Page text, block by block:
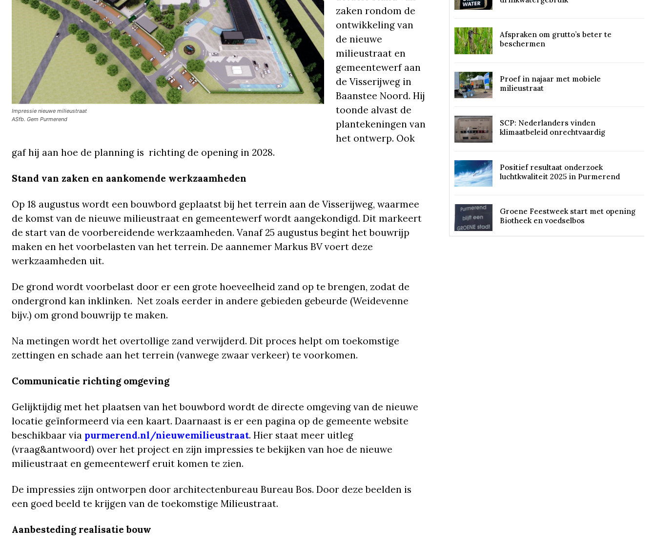
Impressie nieuwe milieustraat
ASfb. Gem Purmerend
zaken rondom de
ontwikkeling van
de nieuwe
milieustraat en
gemeentewerf aan
de Visserijweg in
Baanstee Noord. Hij
toonde alvast de
plantekeningen van
het ontwerp. Ook
gaf hij aan hoe de planning is richting de opening in 2028.
Stand van zaken en aankomende werkzaamheden
Op 18 augustus wordt een bouwbord geplaatst bij het terrein aan de Visserijweg, waarmee
de komst van de nieuwe milieustraat en gemeentewerf wordt aangekondigd. Dit markeert
de start van de voorbereidende werkzaamheden. Vanaf 25 augustus begint het bouwrijp
maken en het voorbelasten van het terrein. De aannemer Markus BV voert deze
werkzaamheden uit.
De grond wordt voorbelast door er een grote hoeveelheid zand op te brengen, zodat de
ondergrond kan inklinken. Net zoals eerder in andere gebieden gebeurde (Weidevenne
bijv.) om grond bouwrijp te maken.
Na metingen wordt het overtollige zand verwijderd. Dit proces helpt om toekomstige
zettingen en schade aan het terrein (vanwege zwaar verkeer) te voorkomen.
Communicatie richting omgeving
Gelijktijdig met het plaatsen van het bouwbord wordt de directe omgeving van de nieuwe
locatie geïnformeerd via een kaart. Daarnaast is er een pagina op de gemeente website
beschikbaar via purmerend.nl/nieuwemilieustraat. Hier staat meer uitleg
(vraag&antwoord) over het project en zijn impressies te bekijken van hoe de nieuwe
milieustraat en gemeentewerf eruit komen te zien.
De impressies zijn ontworpen door architectenbureau Bureau Bos. Door deze beelden is
een goed beeld te krijgen van de toekomstige Milieustraat.
Aanbesteding realisatie bouw
Afspraken om grutto’s beter te
beschermen
Proef in najaar met mobiele
milieustraat
SCP: Nederlanders vinden
klimaatbeleid onrechtvaardig
Positief resultaat onderzoek
luchtkwaliteit 2025 in Purmerend
Groene Feestweek start met opening
Biotheek en voedselbos